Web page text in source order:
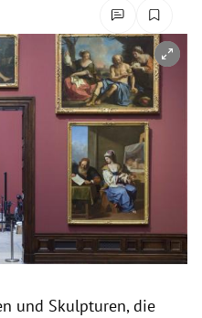
und Skulpturen, die